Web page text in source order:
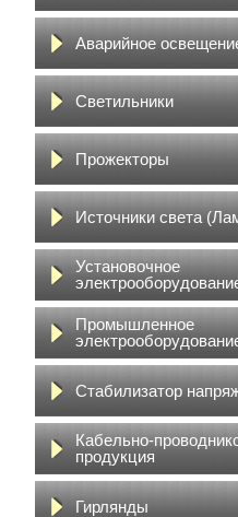
Аварийное
Светильники
Прожекторы
Источники света
Установочное
Промышленное
Стабилизатор
Кабельно-
продукция
Гирлянды